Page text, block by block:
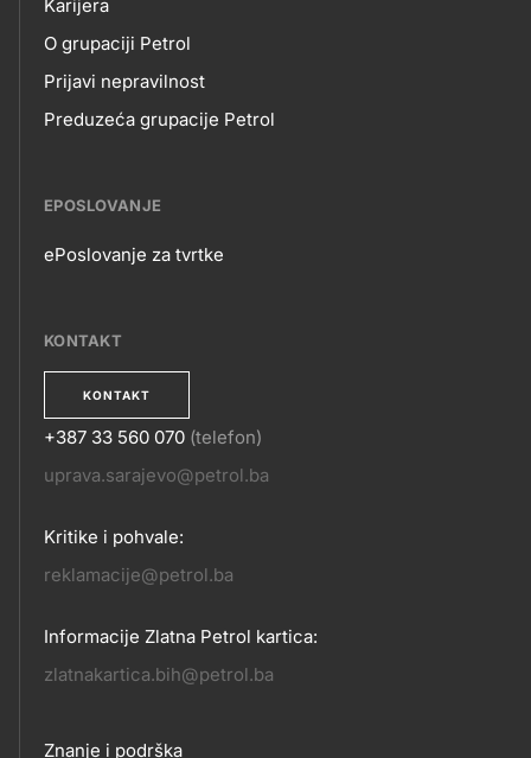
NAMA
Karijera
O grupaciji Petrol
Prijavi nepravilnost
Preduzeća grupacije Petrol
EPOSLOVANJE
ePoslovanje za tvrtke
KONTAKT
KONTAKT
KONTAKT
+387 33 560 070 (telefon)
uprava.sarajevo@petrol.ba
Kritike i pohvale:
reklamacije@petrol.ba
Informacije Zlatna Petrol kartica:
zlatnakartica.bih@petrol.ba
Znanje i podrška